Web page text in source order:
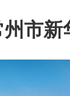
州市新